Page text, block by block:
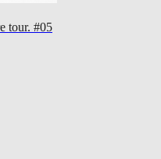
tour. #05